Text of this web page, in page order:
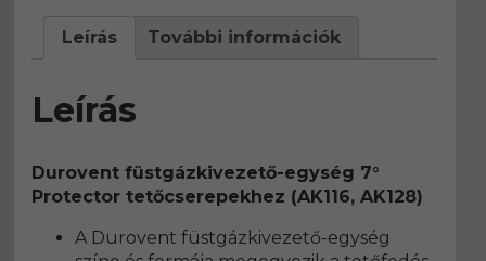
Leírás További információk
Leírás
Durovent füstgázkivezető-egység 7°
Protector tetőcserepekhez (AK116, AK128)
A Durovent füstgázkivezető-egység